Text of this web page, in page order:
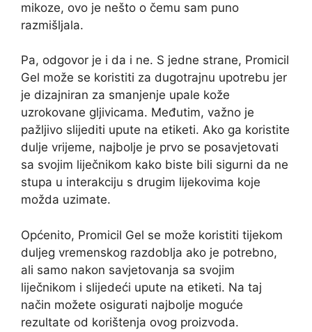
mikoze, ovo je nešto o čemu sam puno
razmišljala.
Pa, odgovor je i da i ne. S jedne strane, Promicil
Gel može se koristiti za dugotrajnu upotrebu jer
je dizajniran za smanjenje upale kože
uzrokovane gljivicama. Međutim, važno je
pažljivo slijediti upute na etiketi. Ako ga koristite
dulje vrijeme, najbolje je prvo se posavjetovati
sa svojim liječnikom kako biste bili sigurni da ne
stupa u interakciju s drugim lijekovima koje
možda uzimate.
Općenito, Promicil Gel se može koristiti tijekom
duljeg vremenskog razdoblja ako je potrebno,
ali samo nakon savjetovanja sa svojim
liječnikom i slijedeći upute na etiketi. Na taj
način možete osigurati najbolje moguće
rezultate od korištenja ovog proizvoda.